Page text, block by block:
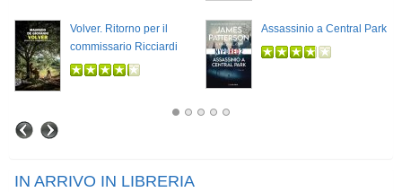
Volver. Ritorno per il
commissario Ricciardi
Assassinio a Central Park
IN ARRIVO IN LIBRERIA